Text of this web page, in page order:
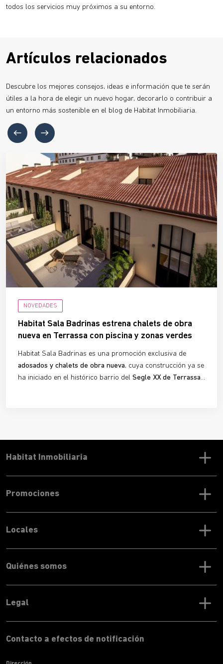
todos los servicios muy próximos a su entorno.
Artículos relacionados
Descubre los mejores consejos, ideas e información que te serán
útiles a la hora de elegir un nuevo hogar, decorarlo o contribuir a
un entorno más sostenible en el blog de Habitat Inmobiliaria.
NOVEDADES
Habitat Sala Badrinas estrena chalets de obra
nueva en Terrassa con piscina y zonas verdes
Habitat Sala Badrinas es una promoción exclusiva de
adosados y chalets de obra nueva, cuya construcción ya se
ha iniciado en el histórico barrio del Segle XX de Terrassa.
Promociones
Locales
Contacto a efectos de notificación
Quiénes somos
Legal
Habitat Inmobiliaria